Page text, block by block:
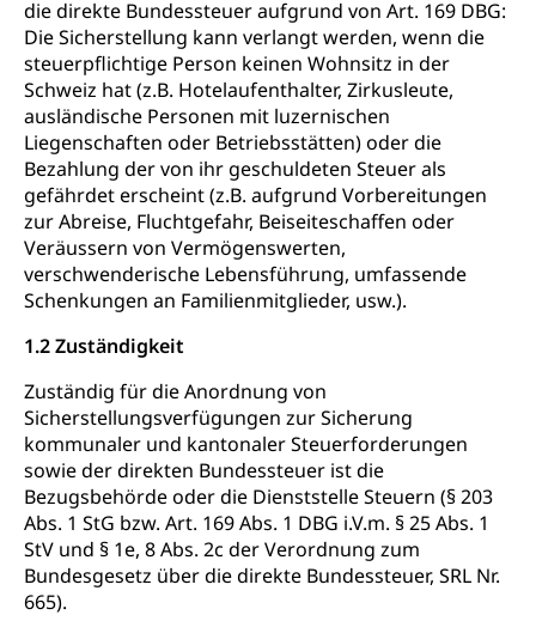
die direkte Bundessteuer aufgrund von Art. 169 DBG:
Die Sicherstellung kann verlangt werden, wenn die
steuerpflichtige Person keinen Wohnsitz in der
Schweiz hat (z.B. Hotelaufenthalter, Zirkusleute,
ausländische Personen mit luzernischen
Liegenschaften oder Betriebsstätten) oder die
Bezahlung der von ihr geschuldeten Steuer als
gefährdet erscheint (z.B. aufgrund Vorbereitungen
zur Abreise, Fluchtgefahr, Beiseiteschaffen oder
Veräussern von Vermögenswerten,
verschwenderische Lebensführung, umfassende
Schenkungen an Familienmitglieder, usw.).
1.2 Zuständigkeit
Zuständig für die Anordnung von
Sicherstellungsverfügungen zur Sicherung
kommunaler und kantonaler Steuerforderungen
sowie der direkten Bundessteuer ist die
Bezugsbehörde oder die Dienststelle Steuern (§ 203
Abs. 1 StG bzw. Art. 169 Abs. 1 DBG i.V.m. § 25 Abs. 1
StV und § 1e, 8 Abs. 2c der Verordnung zum
Bundesgesetz über die direkte Bundessteuer, SRL Nr.
665).